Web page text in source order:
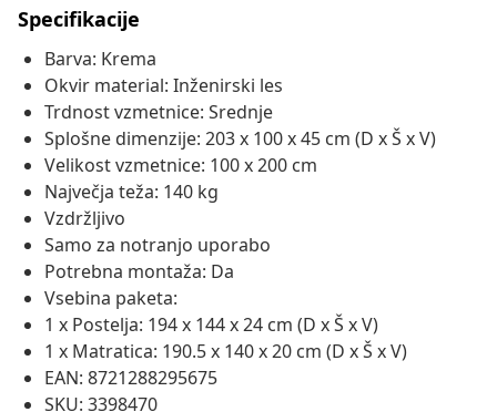
Specifikacije
Barva: Krema
Okvir material: Inženirski les
Trdnost vzmetnice: Srednje
Splošne dimenzije: 203 x 100 x 45 cm (D x Š x V)
Velikost vzmetnice: 100 x 200 cm
Največja teža: 140 kg
Vzdržljivo
Samo za notranjo uporabo
Potrebna montaža: Da
Vsebina paketa:
1 x Postelja: 194 x 144 x 24 cm (D x Š x V)
1 x Matratica: 190.5 x 140 x 20 cm (D x Š x V)
EAN: 8721288295675
SKU: 3398470